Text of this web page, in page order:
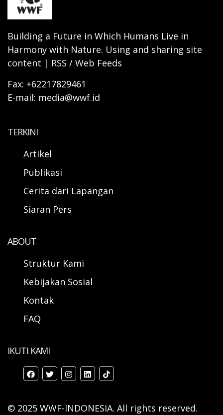
Building a Future in Which Humans Live in
Harmony with Nature. Using and sharing site
content | RSS / Web Feeds
Fax: +62217829461
E-mail: media@wwf.id
TERKINI
Artikel
Publikasi
Cerita dari Lapangan
Siaran Pers
ABOUT
Struktur Kami
Kebijakan Sosial
Kontak
FAQ
IKUTI KAMI
© 2025 WWF-INDONESIA. All rights reserved.